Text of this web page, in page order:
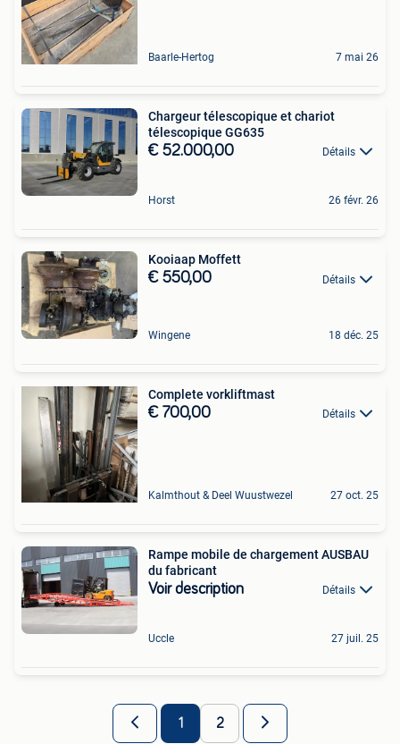
Baarle-Hertog 7 mai 26
Chargeur télescopique et chariot
télescopique GG635
€ 52.000,00 Détails
Horst 26 févr. 26
Kooiaap Moffett
€ 550,00 Détails
Wingene 18 déc. 25
Complete vorkliftmast
€ 700,00 Détails
Kalmthout & Deel Wuustwezel 27 oct. 25
Rampe mobile de chargement AUSBAU
du fabricant
Voir description Détails
Uccle 27 juil. 25
1 2